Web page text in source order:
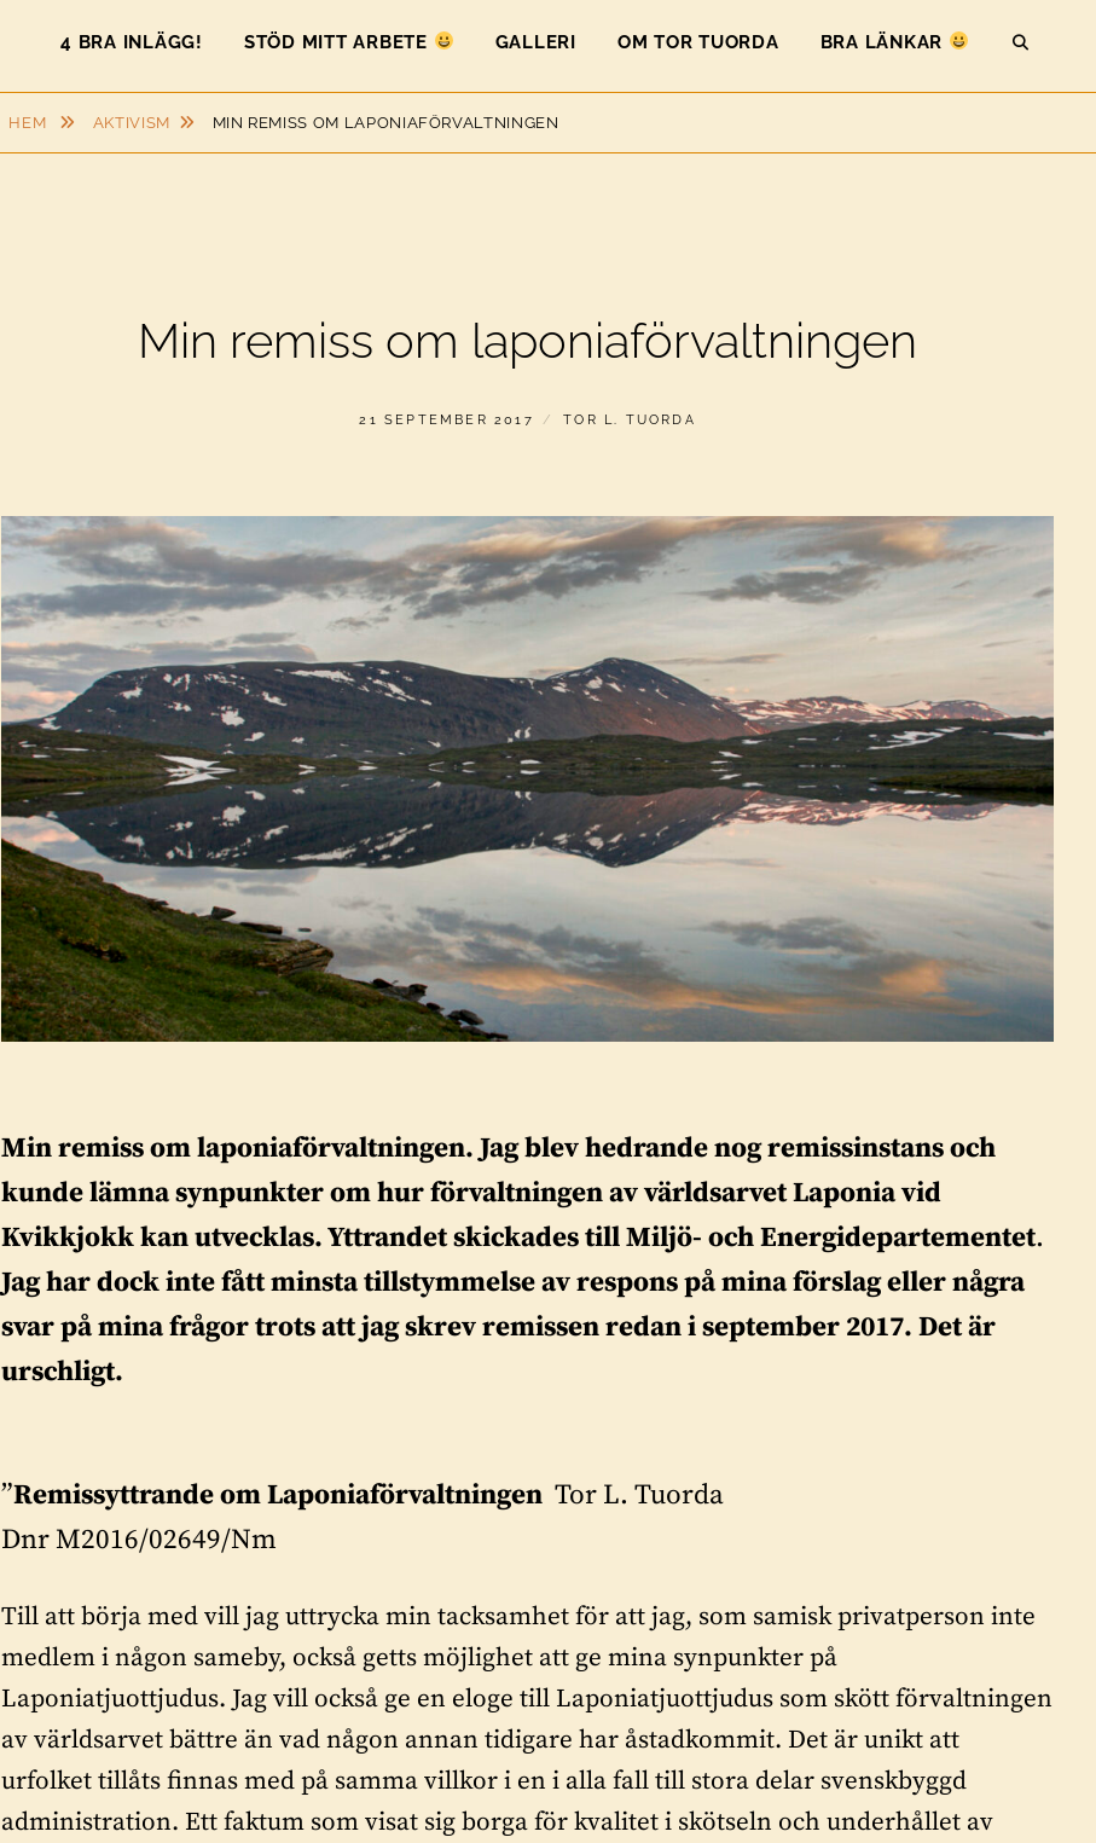
4 BRA INLÄGG! STÖD MITT ARBETE GALLERI OM TOR TUORDA BRA LÄNKAR
HEM AKTIVISM MIN REMISS OM LAPONIAFÖRVALTNINGEN
Min remiss om laponiaförvaltningen
PUBLICERAT
21 SEPTEMBER 2017 AV
TOR L. TUORDA
Min remiss om laponiaförvaltningen. Jag blev hedrande nog remissinstans och
kunde lämna synpunkter om hur förvaltningen av världsarvet Laponia vid
Kvikkjokk kan utvecklas. Yttrandet skickades till Miljö- och Energidepartementet.
Jag har dock inte fått minsta tillstymmelse av respons på mina förslag eller några
svar på mina frågor trots att jag skrev remissen redan i september 2017. Det är
urschligt.
”Remissyttrande om Laponiaförvaltningen Tor L. Tuorda
Dnr M2016/02649/Nm
Till att börja med vill jag uttrycka min tacksamhet för att jag, som samisk privatperson inte
medlem i någon sameby, också getts möjlighet att ge mina synpunkter på
Laponiatjuottjudus. Jag vill också ge en eloge till Laponiatjuottjudus som skött förvaltningen
av världsarvet bättre än vad någon annan tidigare har åstadkommit. Det är unikt att
urfolket tillåts finnas med på samma villkor i en i alla fall till stora delar svenskbyggd
administration. Ett faktum som visat sig borga för kvalitet i skötseln och underhållet av